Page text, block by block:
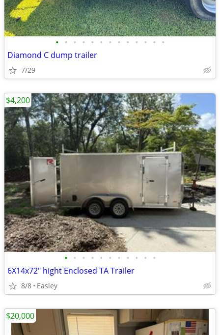
• • • • • • • • • • • • •
Diamond C dump trailer
7/29
• • • • • • • • • • •
6X14x72" hight Enclosed TA Trailer
8/8 Easley
$4,200
$20,000